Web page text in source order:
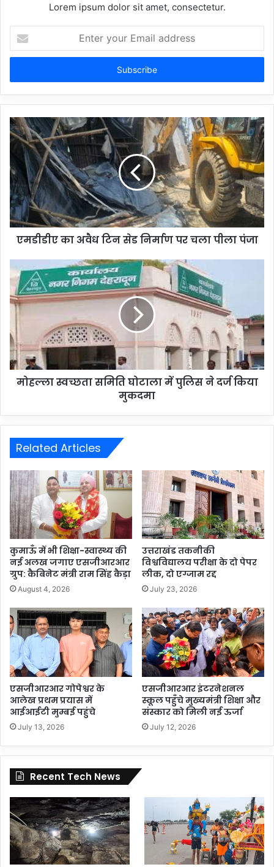
Lorem ipsum dolor sit amet, consectetur.
your
Email
एमडीडीए का अवैध टिन सेड निर्माण पर चला पीला पंजा
मोहल्ला स्वच्छता समिति घोटाला में पुलिस ने दर्ज किया
मुकदमा
Related Articles
कुमाऊँ में भी शिक्षा-स्वास्थ्य की
नई अलख जगाए एसजीआरआर
ग्रुप: कैबिनेट मंत्री राम सिंह कैड़ा
August 4, 2026
उत्तराखंड तकनीकी
विश्वविद्यालय परीक्षा के दो पेपर
लीक, दो एग्जाम रद्द
July 23, 2026
एसजीआरआर गोपेश्वर के
आलेख प्रथम प्रयास में
आईआईटी मुम्बई पहुंचे
July 13, 2026
एसजीआरआर इंटरनेशनल
स्कूल पहुँचे मुख्यमंत्री शिक्षा और
संस्कार को मिली नई ऊर्जा
July 12, 2026
Recent Tech News